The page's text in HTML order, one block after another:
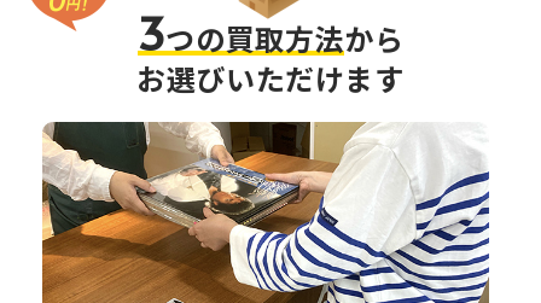
3つの買取方法から
お選びいただけます